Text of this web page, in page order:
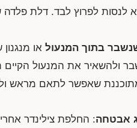
לנסות לפרוץ לבד. דלת פלדה
בתוך המנעול או
ולהשאיר את המנעול הקיים
שאפשר לתאם מראש
אבטחה: החלפת צילינדר